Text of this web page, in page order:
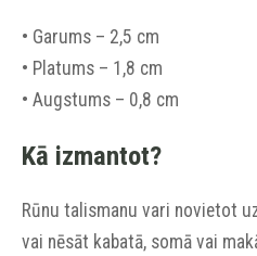
• Garums – 2,5 cm
• Platums – 1,8 cm
• Augstums – 0,8 cm
Kā izmantot?
Rūnu talismanu vari novietot
vai nēsāt kabatā, somā vai